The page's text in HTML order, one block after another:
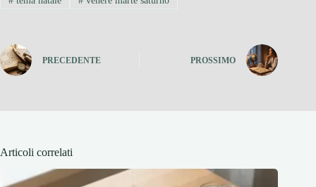
PRECEDENTE PROSSIMO
Articoli correlati